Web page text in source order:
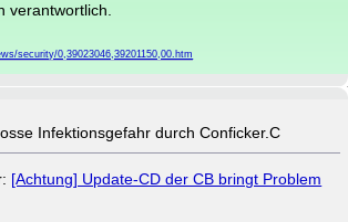
verantwortlich.
security/0,39023046,39201150,00.htm
Infektionsgefahr durch Conficker.C
[Achtung] Update-CD der CB bringt Problem